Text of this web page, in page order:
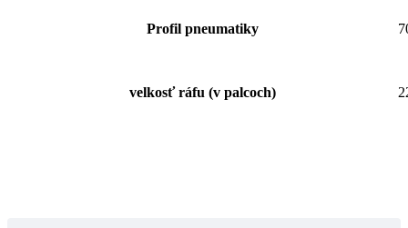
Profil pneumatiky
velkosť ráfu (v palcoch)